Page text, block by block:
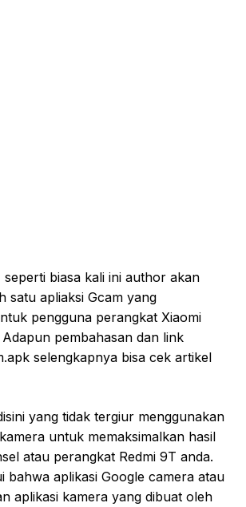
seperti biasa kali ini author akan
satu apliaksi Gcam yang
pengguna perangkat Xiaomi
pembahasan dan link
selengkapnya bisa cek artikel
yang tidak tergiur menggunakan
untuk memaksimalkan hasil
atau perangkat Redmi 9T anda.
bahwa aplikasi Google camera atau
aplikasi kamera yang dibuat oleh